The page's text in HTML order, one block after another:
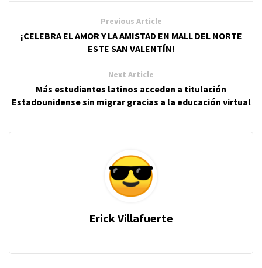
Previous Article
¡CELEBRA EL AMOR Y LA AMISTAD EN MALL DEL NORTE
ESTE SAN VALENTÍN!
Next Article
Más estudiantes latinos acceden a titulación
Estadounidense sin migrar gracias a la educación virtual
Erick Villafuerte